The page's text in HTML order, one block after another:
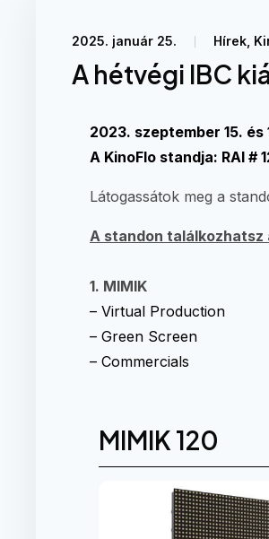
2025. január 25. Hírek
A hétvégi IBC
2023. szeptember 15.
A KinoFlo standja: RAI #
Látogassátok meg a
A standon
1. MIMIK
– Virtual Production
– Green Screen
– Commercials
MIMIK 120